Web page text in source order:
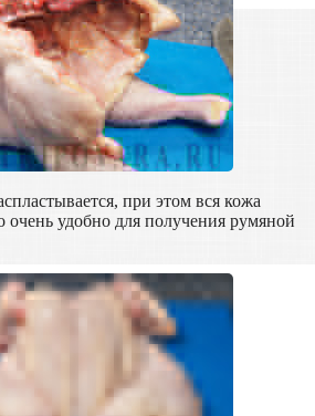
при этом вся кожа
очень удобно для получения румяной